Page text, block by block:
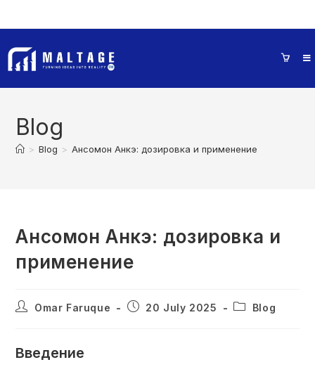
Blog
> Blog > Ансомон Анкэ: дозировка и применение
Ансомон Анкэ: дозировка и
применение
Omar Faruque 20 July 2025 Blog
Введение